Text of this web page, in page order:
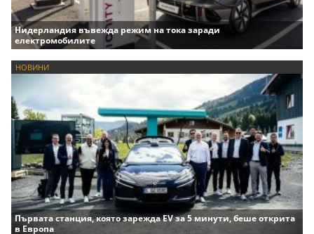
Нидерландия въвежда режим на тока заради
електромобилите
НОВИНИ
Първата станция, която зарежда EV за 5 минути, беше открита
в Европа